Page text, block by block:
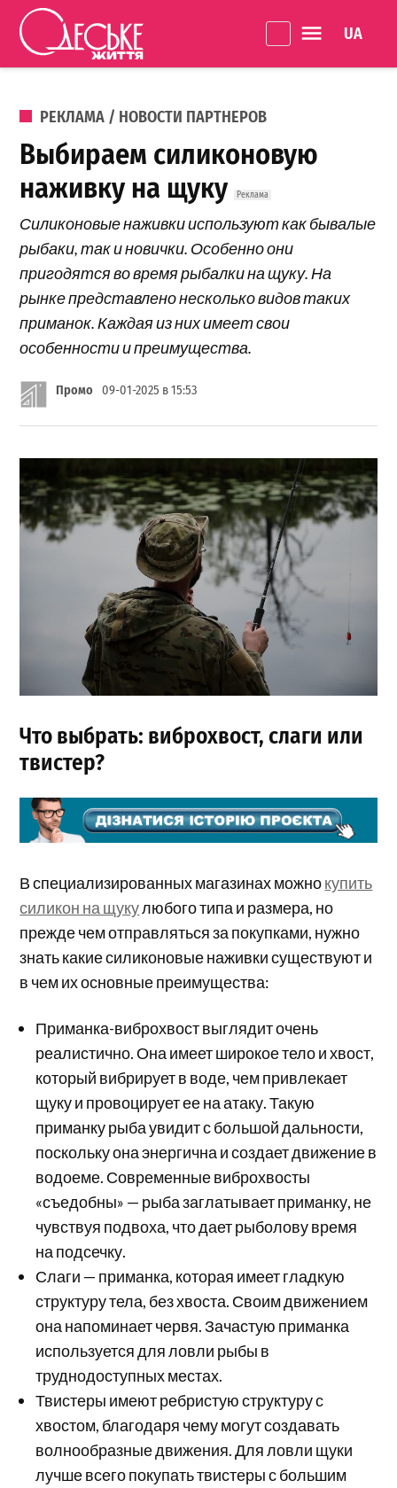
Перейти к содержанию
життя
ОПУБЛИКОВАНО В
РЕКЛАМА / НОВОСТИ ПАРТНЕРОВ
Выбираем силиконовую
наживку на щуку
Силиконовые наживки используют как бывалые
рыбаки, так и новички. Особенно они
пригодятся во время рыбалки на щуку. На
рынке представлено несколько видов таких
приманок. Каждая из них имеет свои
особенности и преимущества.
Промо 09-01-2025 в 15:53
Что выбрать: виброхвост, слаги или
твистер?
В специализированных магазинах можнокупить
силикон на щукулюбого типа и размера, но
прежде чем отправляться за покупками, нужно
знать какие силиконовые наживки существуют и
в чем их основные преимущества:
Приманка-виброхвост выглядит очень
реалистично. Она имеет широкое тело и хвост,
который вибрирует в воде, чем привлекает
щуку и провоцирует ее на атаку. Такую
приманку рыба увидит с большой дальности,
поскольку она энергична и создает движение в
водоеме. Современные виброхвосты
«съедобны» — рыба заглатывает приманку, не
чувствуя подвоха, что дает рыболову время
на подсечку.
Слаги — приманка, которая имеет гладкую
структуру тела, без хвоста. Своим движением
она напоминает червя. Зачастую приманка
используется для ловли рыбы в
труднодоступных местах.
Твистеры имеют ребристую структуру с
хвостом, благодаря чему могут создавать
волнообразные движения. Для ловли щуки
лучше всего покупать твистеры с большим